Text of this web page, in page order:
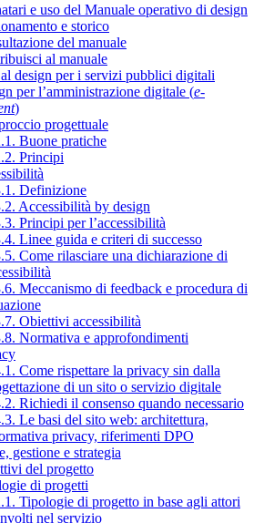
e uso del Manuale operativo di design
e storico
del manuale
al manuale
design per i servizi pubblici digitali
per l’amministrazione digitale (e-
)
progettuale
Buone pratiche
Principi
Definizione
Accessibilità by design
Principi per l’accessibilità
Linee guida e criteri di successo
Come rilasciare una dichiarazione di
Meccanismo di feedback e procedura di
Obiettivi accessibilità
Normativa e approfondimenti
Come rispettare la privacy sin dalla
di un sito o servizio digitale
Richiedi il consenso quando necessario
Le basi del sito web: architettura,
privacy, riferimenti DPO
gestione e strategia
del progetto
di progetti
Tipologie di progetto in base agli attori
nel servizio